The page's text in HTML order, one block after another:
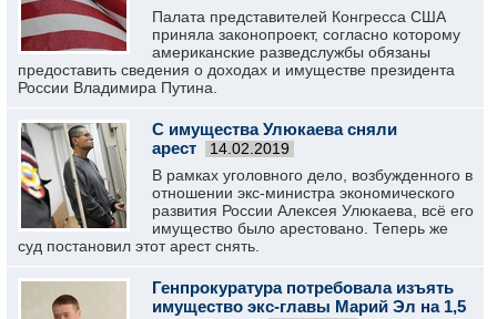
Палата представителей Конгресса США
приняла законопроект, согласно которому
американские разведслужбы обязаны
предоставить сведения о доходах и имуществе президента
России Владимира Путина.
С имущества Улюкаева сняли
арест
14.02.2019
В рамках уголовного дело, возбужденного в
отношении экс-министра экономического
развития России Алексея Улюкаева, всё его
имущество было арестовано. Теперь же
суд постановил этот арест снять.
Генпрокуратура потребовала изъять
имущество экс-главы Марий Эл на 1,5